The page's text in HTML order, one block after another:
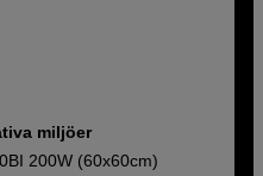
miljöer
200W (60x60cm)